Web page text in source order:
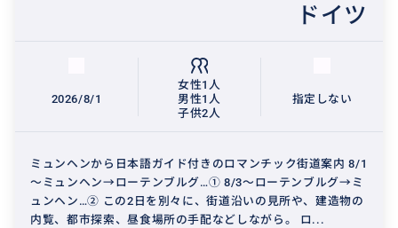
ドイツ
2026/8/1
女性1人
男性1人
子供2人
指定しない
ミュンヘンから日本語ガイド付きのロマンチック街道案内 8/1
～ミュンヘン→ローテンブルグ…① 8/3～ローテンブルグ→ミ
ュンヘン…② この2日を別々に、街道沿いの見所や、建造物の
内覧、都市探索、昼食場所の手配などしながら。 ロ...